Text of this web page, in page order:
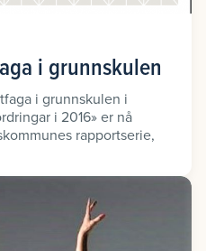
i grunnskulen
i grunnskulen i
i 2016» er nå
rapportserie,